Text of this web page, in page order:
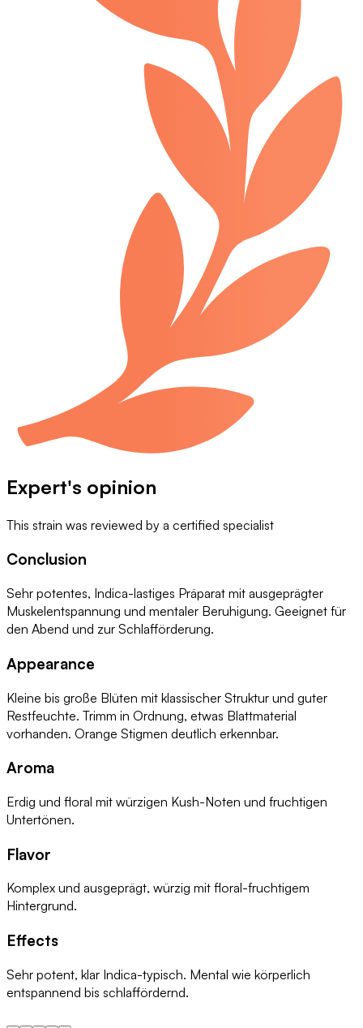
Expert's opinion
This strain was reviewed by a certified specialist
Conclusion
Sehr potentes, Indica-lastiges Präparat mit ausgeprägter
Muskelentspannung und mentaler Beruhigung. Geeignet für
den Abend und zur Schlafförderung.
Appearance
Kleine bis große Blüten mit klassischer Struktur und guter
Restfeuchte. Trimm in Ordnung, etwas Blattmaterial
vorhanden. Orange Stigmen deutlich erkennbar.
Aroma
Erdig und floral mit würzigen Kush-Noten und fruchtigen
Untertönen.
Flavor
Komplex und ausgeprägt, würzig mit floral-fruchtigem
Hintergrund.
Effects
Sehr potent, klar Indica-typisch. Mental wie körperlich
entspannend bis schlaffördernd.